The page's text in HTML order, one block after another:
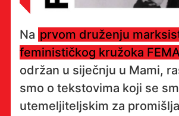
Na prvom druženju
feminističkog kružoka
održan u siječnju u Mami,
smo o tekstovima koji se
utemeljiteljskim za